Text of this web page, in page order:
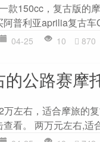
款150cc，复古版的
阿普利亚aprilia复古
04-25 10 870
的公路赛摩
万左右，适合摩旅的
看。 两万元左右,适